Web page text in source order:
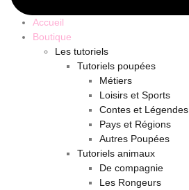
Accueil
Boutique
Les tutoriels
Tutoriels poupées
Métiers
Loisirs et Sports
Contes et Légendes
Pays et Régions
Autres Poupées
Tutoriels animaux
De compagnie
Les Rongeurs